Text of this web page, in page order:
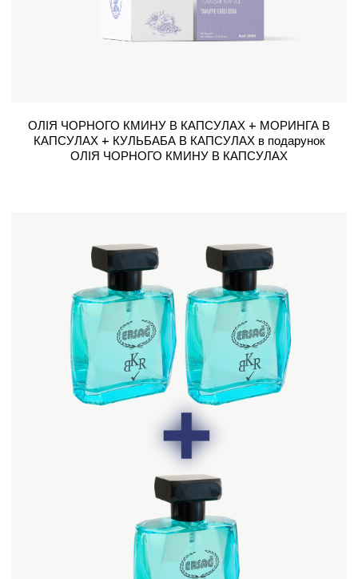
ОЛІЯ ЧОРНОГО КМИНУ В КАПСУЛАХ + МОРИНГА В
КАПСУЛАХ + КУЛЬБАБА В КАПСУЛАХ в подарунок
ОЛІЯ ЧОРНОГО КМИНУ В КАПСУЛАХ